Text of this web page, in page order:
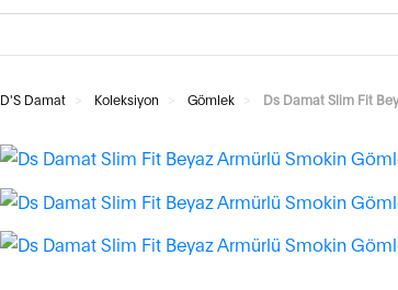
D'S Damat Koleksiyon Gömlek Ds Damat Slim Fit